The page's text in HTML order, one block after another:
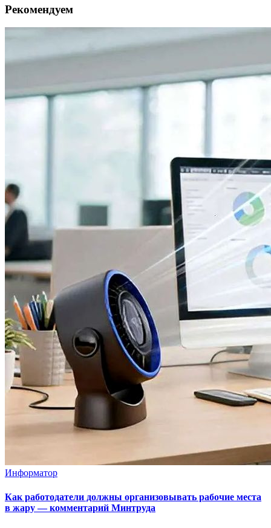
Рекомендуем
Информатор
Как работодатели должны организовывать рабочие места
в жару — комментарий Минтруда